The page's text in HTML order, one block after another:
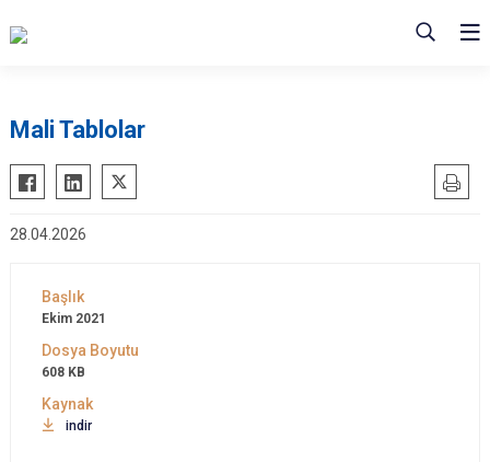
Mali Tablolar
28.04.2026
Ekim 2021
608 KB
indir